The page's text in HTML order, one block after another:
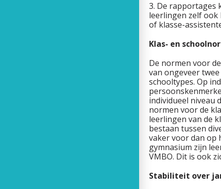
3. De rapportages
leerlingen zelf ook
of klasse-
Klas- en
De normen voor
van ongeveer
schooltypes. Op
individueel niveau
normen voor de
leerlingen van de
bestaan tussen
vaker voor dan op
gymnasium zijn
VMBO. Dit is ook
Stabiliteit over